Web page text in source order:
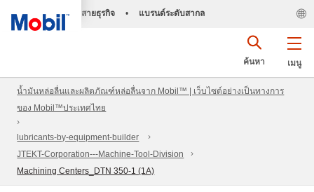
สายธุรกิจ • แบรนด์ระดับสากล
เมนู
ค้นหา
น้ำมันหล่อลื่นและผลิตภัณฑ์หล่อลื่นจาก Mobil™ | เว็บไซต์อย่างเป็นทางการ
ของ Mobil™ประเทศไทย
lubricants-by-equipment-builder
JTEKT-Corporation---Machine-Tool-Division
Machining Centers_DTN 350-1 (1A)